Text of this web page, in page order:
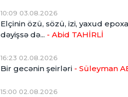
10:09 03.08.2026
Elçinin özü, sözü, izi, yaxud
dəyişsə də... - Abid TAHİRLİ
16:23 02.08.2026
Bir gecənin şeirləri - Süleyman
15:00 02.08.2026